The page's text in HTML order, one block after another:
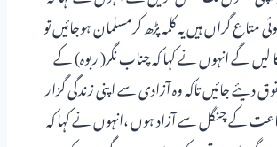
متاع گراں ہیں یہ کلمہ پڑھ کرمسلمان ہوجائیں تو
لیں گے انہوں نے کہا کہ چناب نگر( ربوہ) کے
دیئے جائیں تاکہ وہ آزادی سے اپنی زندگی گزار
کے چنگل سے آزاد ہوں ،انہوں نے کہا کہ